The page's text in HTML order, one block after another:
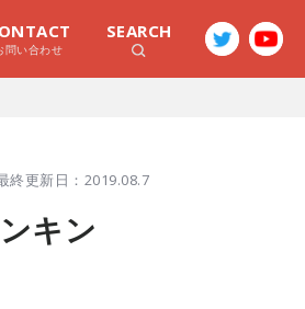
問い合わせ
SEARCH
終更新日：2019.08.7
キン